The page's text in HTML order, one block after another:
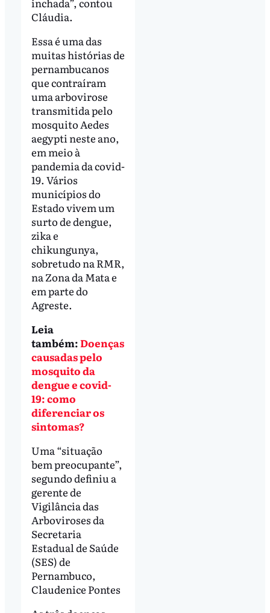
Cláudia.
Essa é uma das
muitas histórias de
pernambucanos
que contraíram
uma arbovirose
transmitida pelo
mosquito Aedes
aegypti neste ano,
em meio à
pandemia da covid-
19. Vários
municípios do
Estado vivem um
surto de dengue,
zika e
chikungunya,
sobretudo na RMR,
na Zona da Mata e
em parte do
Agreste.
Leia
também:Doenças
causadas pelo
mosquito da
dengue e covid-
19: como
diferenciar os
sintomas?
Uma “situação
bem preocupante”,
segundo definiu a
gerente de
Vigilância das
Arboviroses da
Secretaria
Estadual de Saúde
(SES) de
Pernambuco,
Claudenice Pontes